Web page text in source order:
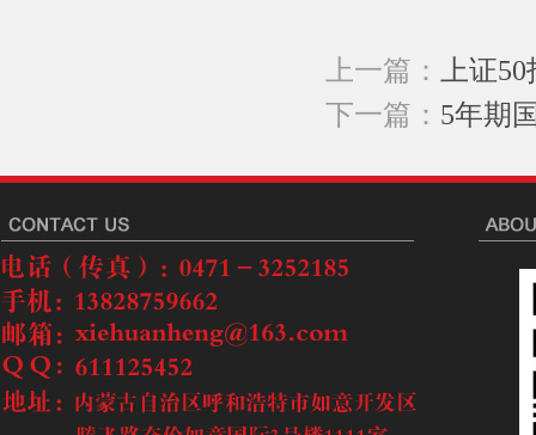
上一篇：
上证
下一篇： 5年期